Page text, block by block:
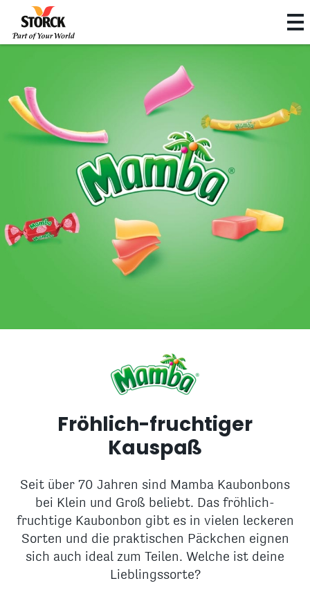
Fröhlich-fruchtiger
Kauspaß
Seit über 70 Jahren sind Mamba Kaubonbons
bei Klein und Groß beliebt. Das fröhlich-
fruchtige Kaubonbon gibt es in vielen leckeren
Sorten und die praktischen Päckchen eignen
sich auch ideal zum Teilen. Welche ist deine
Lieblingssorte?